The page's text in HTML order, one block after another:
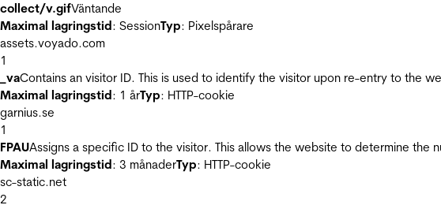
collect/v.gifVäntande
Maximal lagringstid: SessionTyp: Pixelspårare
assets.voyado.com
1
_vaContains an visitor ID. This is used to identify the visitor upon re-entry to the
Maximal lagringstid: 1 årTyp: HTTP-cookie
garnius.se
1
FPAUAssigns a specific ID to the visitor. This allows the website to determine the
Maximal lagringstid: 3 månaderTyp: HTTP-cookie
sc-static.net
2